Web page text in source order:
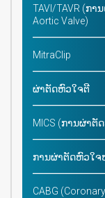
TAVI/TAVR (ກ
Aortic Valve)
MitraClip
ຜ່າຕັດຫົວໃຈຕີ
MICS (ການຜ່າ
ການຜ່າຕັດຫົວໃ
CABG